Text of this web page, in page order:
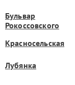
Бульвар
Рокоссовского
Красносельская
Лубянка